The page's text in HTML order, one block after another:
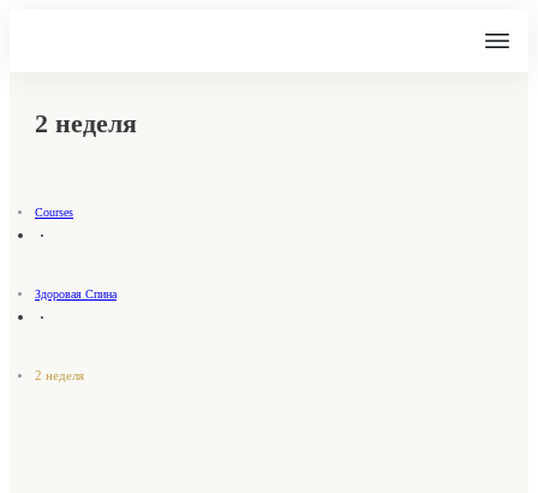
2 неделя
Courses
Здоровая Спина
2 неделя